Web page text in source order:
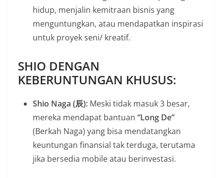
hidup, menjalin kemitraan bisnis yang
menguntungkan, atau mendapatkan inspirasi
untuk proyek seni/ kreatif.
SHIO DENGAN
KEBERUNTUNGAN KHUSUS:
Shio Naga (辰): Meski tidak masuk 3 besar,
mereka mendapat bantuan “Long De”
(Berkah Naga) yang bisa mendatangkan
keuntungan finansial tak terduga, terutama
jika bersedia mobile atau berinvestasi.